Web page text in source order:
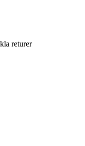
returer